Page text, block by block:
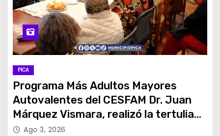
PICA
Programa Más Adultos Mayores
Autovalentes del CESFAM Dr. Juan
Márquez Vismara, realizó la tertulia
«Las Lavanderas de Pica»
Ago 3, 2026